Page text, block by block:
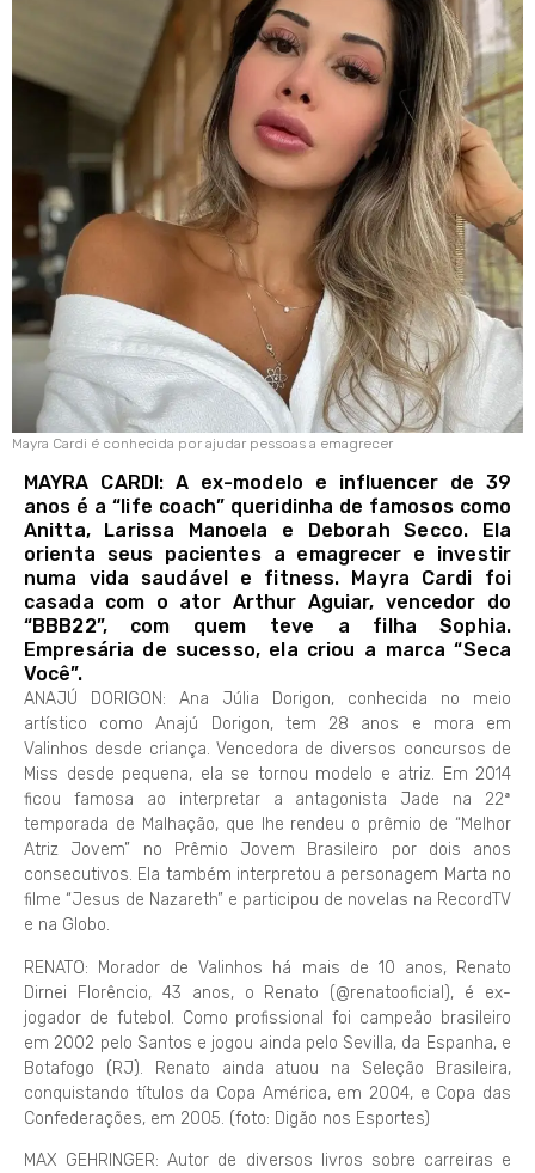
Mayra Cardi é conhecida por ajudar pessoas a emagrecer
MAYRA CARDI: A ex-modelo e influencer de 39
anos é a “life coach” queridinha de famosos como
Anitta, Larissa Manoela e Deborah Secco. Ela
orienta seus pacientes a emagrecer e investir
numa vida saudável e fitness. Mayra Cardi foi
casada com o ator Arthur Aguiar, vencedor do
“BBB22”, com quem teve a filha Sophia.
Empresária de sucesso, ela criou a marca “Seca
Você”.
ANAJÚ DORIGON: Ana Júlia Dorigon, conhecida no meio
artístico como Anajú Dorigon, tem 28 anos e mora em
Valinhos desde criança. Vencedora de diversos concursos de
Miss desde pequena, ela se tornou modelo e atriz. Em 2014
ficou famosa ao interpretar a antagonista Jade na 22ª
temporada de Malhação, que lhe rendeu o prêmio de “Melhor
Atriz Jovem” no Prêmio Jovem Brasileiro por dois anos
consecutivos. Ela também interpretou a personagem Marta no
filme “Jesus de Nazareth” e participou de novelas na RecordTV
e na Globo.
RENATO: Morador de Valinhos há mais de 10 anos, Renato
Dirnei Florêncio, 43 anos, o Renato (@renatooficial), é ex-
jogador de futebol. Como profissional foi campeão brasileiro
em 2002 pelo Santos e jogou ainda pelo Sevilla, da Espanha, e
Botafogo (RJ). Renato ainda atuou na Seleção Brasileira,
conquistando títulos da Copa América, em 2004, e Copa das
Confederações, em 2005. (foto: Digão nos Esportes)
MAX GEHRINGER: Autor de diversos livros sobre carreiras e